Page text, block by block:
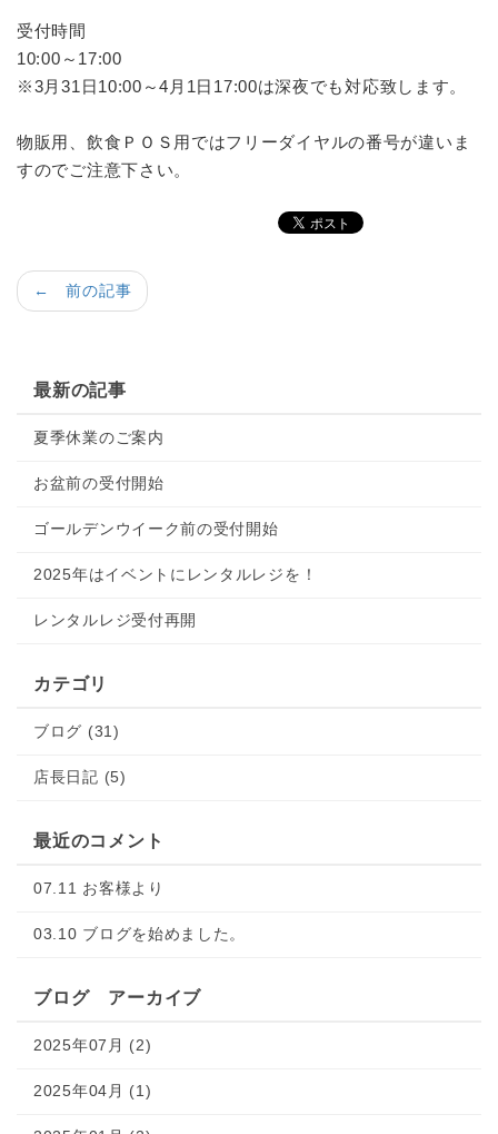
受付時間
10:00～17:00
※3月31日10:00～4月1日17:00は深夜でも対応致します。
物販用、飲食ＰＯＳ用ではフリーダイヤルの番号が違いま
すのでご注意下さい。
← 前の記事
最新の記事
夏季休業のご案内
お盆前の受付開始
ゴールデンウイーク前の受付開始
2025年はイベントにレンタルレジを！
レンタルレジ受付再開
カテゴリ
ブログ (31)
店長日記 (5)
最近のコメント
07.11 お客様より
03.10 ブログを始めました。
ブログ アーカイブ
2025年07月 (2)
2025年04月 (1)